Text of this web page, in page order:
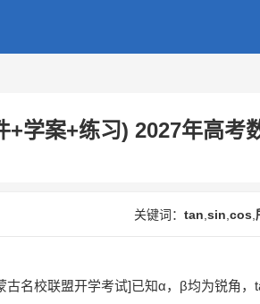
学案+练习) 2027年高考
关键词： tan sin cos
名校联盟开学考试]已知α，β均为锐角，